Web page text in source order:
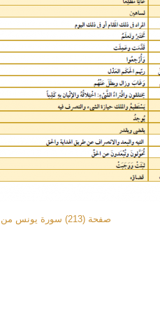
صفحة (213) سورة يونس من آية 34 إلى آية 42